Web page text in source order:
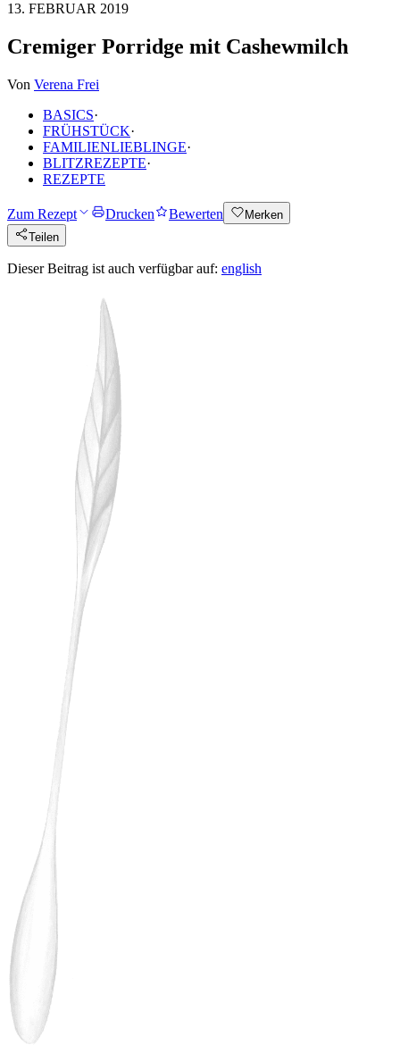
13. FEBRUAR 2019
Cremiger Porridge mit Cashewmilch
Von Verena Frei
BASICS·
FRÜHSTÜCK·
FAMILIENLIEBLINGE·
BLITZREZEPTE·
REZEPTE
Zum Rezept Drucken Bewerten
Merken
Teilen
Dieser Beitrag ist auch verfügbar auf: english